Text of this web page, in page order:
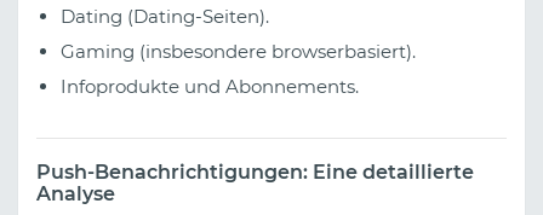
Dating (Dating-Seiten).
Gaming (insbesondere browserbasiert).
Infoprodukte und Abonnements.
Push-Benachrichtigungen: Eine detaillierte
Analyse